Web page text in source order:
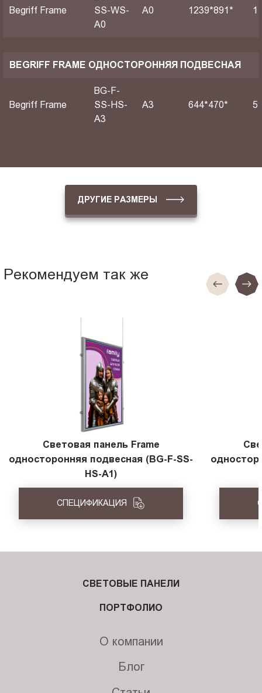
Begriff Frame
SS-WS-
A0
А0 1239*891*
BEGRIFF FRAME ОДНОСТОРОННЯЯ ПОДВЕСНАЯ
Begriff Frame
BG-F-
SS-HS-
A3
A3 644*470*
ДРУГИЕ РАЗМЕРЫ
Рекомендуем так же
Световая панель Frame
односторонняя подвесная (BG-F-SS-
HS-A1)
СПЕЦИФИКАЦИЯ
СВЕТОВЫЕ ПАНЕЛИ
ПОРТФОЛИО
О компании
Блог